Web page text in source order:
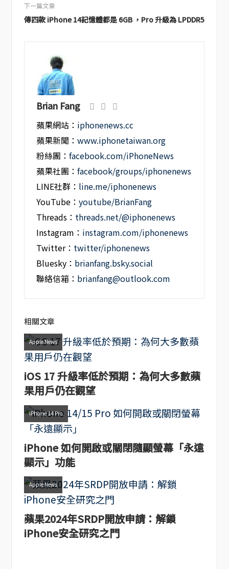
下一篇文章
傳四款 iPhone 14記憶體都是 6GB ，Pro 升級為 LPDDR5
Brian Fang
蘋果網站： iphonenews.cc
蘋果新聞：www.iphonetaiwan.org
粉絲團：facebook.com/iPhoneNews
蘋果社團：facebook/groups/iphonenews
LINE社群： line.me/iphonenews
YouTube：youtube/BrianFang
Threads： threads.net/@iphonenews
Instagram： instagram.com/iphonenews
Twitter： twitter/iphonenews
Bluesky： brianfang.bsky.social
聯絡信箱： brianfang@outlook.com
相關文章
Apple News
iOS 17 升級率低於預期：為何大多數蘋
果用戶仍在觀望
iPhone 14 Pro
iPhone 如何開啟或關閉隨顯螢幕「永遠
顯示」功能
Apple News
蘋果2024年SRDP開放申請：解鎖
iPhone安全研究之門